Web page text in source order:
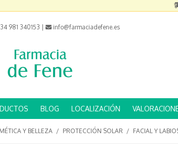
981 340153 info@farmaciadefene.es
BLOG LOCALIZACIÓN
Y BELLEZA / PROTECCIÓN SOLAR / FACIAL Y